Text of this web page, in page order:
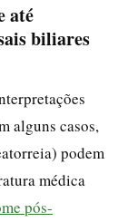
até
biliares
alguns casos,
podem
médica
pós-